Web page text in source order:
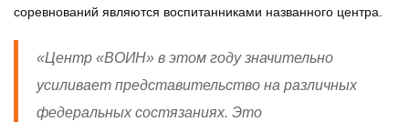
соревнований являются воспитанниками названного центра.
«Центр «ВОИН» в этом году значительно
усиливает представительство на различных
федеральных состязаниях. Это